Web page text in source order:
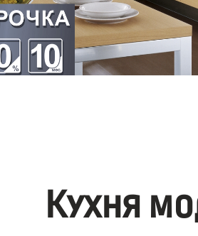
Кухня